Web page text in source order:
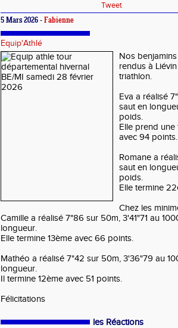
Tweet
5 Mars 2026 - Fabienne
Equip'Athlé
Nos
rendus à
triathlon.
Eva a réalisé
saut en
poids.
Elle prend
avec 94 points.
Romane a
saut en
poids.
Elle termine
Chez les
Camille a réalisé 7"86 sur 50m, 3'41"71 au
longueur.
Elle termine 13ème avec 66 points.
Mathéo a réalisé 7"42 sur 50m, 3'36"79 au
longueur.
Il termine 12ème avec 51 points.
Félicitations
les Réactions